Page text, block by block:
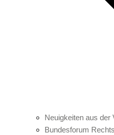
Neuigkeiten aus der
Bundesforum